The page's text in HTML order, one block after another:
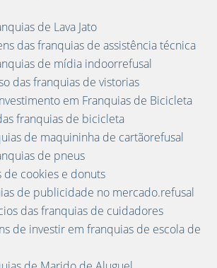
de Lava Jato
das franquias de assistência técnica
de mídia indoorrefusal
das franquias de vistorias
em Franquias de Bicicleta
franquias de bicicleta
de maquininha de cartãorefusal
de pneus
de cookies e donuts
de publicidade no mercado.refusal
das franquias de cuidadores
de investir em franquias de escola de